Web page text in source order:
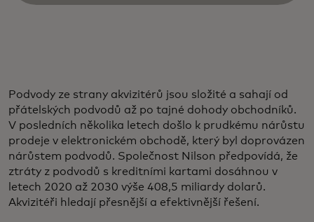
Podvody ze strany akvizitérů jsou složité a sahají od
přátelských podvodů až po tajné dohody obchodníků.
V posledních několika letech došlo k prudkému nárůstu
prodeje v elektronickém obchodě, který byl doprovázen
nárůstem podvodů. Společnost Nilson předpovídá, že
ztráty z podvodů s kreditními kartami dosáhnou v
letech 2020 až 2030 výše 408,5 miliardy dolarů.
Akvizitéři hledají přesnější a efektivnější řešení.